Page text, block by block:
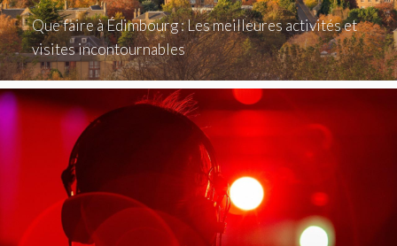
Que faire à Édimbourg : Les meilleures activités et
visites incontournables